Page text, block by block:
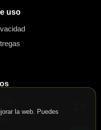
la web. Puedes
uso